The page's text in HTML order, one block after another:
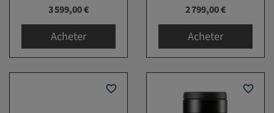
Prix
3 599,00 €
Acheter
Prix
2 799,00 €
Acheter
favorite_border favorite_border